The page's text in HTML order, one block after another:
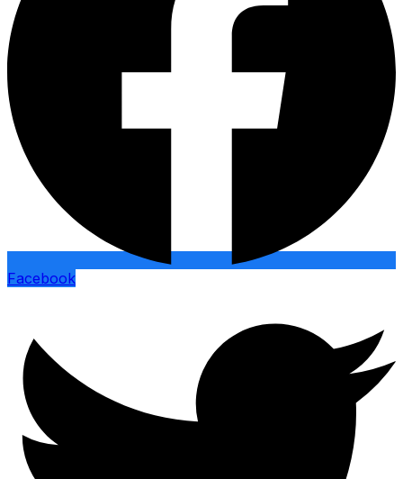
Facebook